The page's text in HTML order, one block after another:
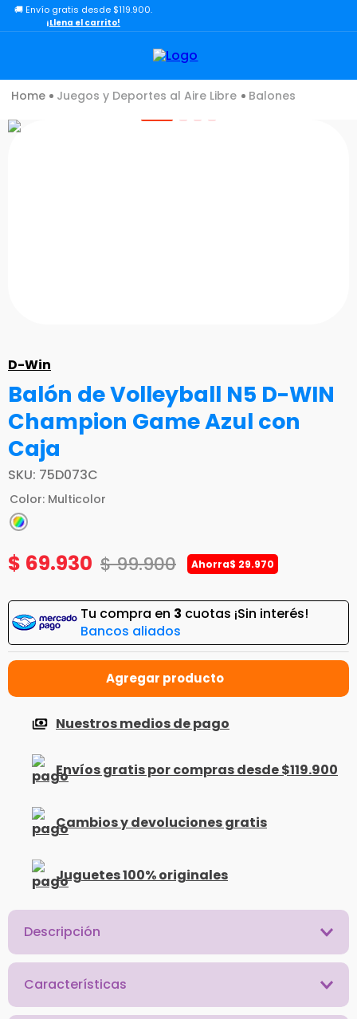
🚚 Envío gratis desde $119.900.
¡Llena el carrito!
Juegos y Deportes al Aire Libre Balones
D-Win
Balón de Volleyball N5 D-WIN
Champion Game Azul con
Caja
SKU: 75D073C
Color: Multicolor
$ 69.930 $99.900 Ahorra$ 29.970
Tu compra en 3 cuotas ¡Sin interés!
Bancos aliados
Nuestros medios de pago
Envíos gratis por compras desde $119.900
Cambios y devoluciones gratis
Juguetes 100% originales
Descripción
Características
TÉRMINOS MÁS BUSCADOS
3.
carro
4